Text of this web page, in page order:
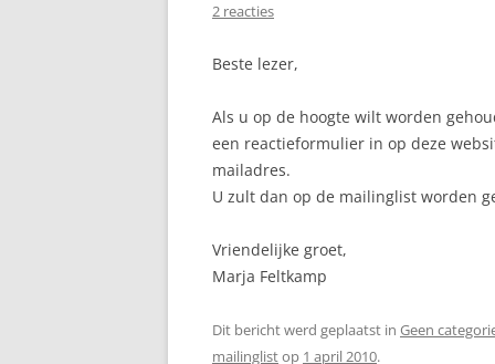
2 reacties
Beste lezer,
Als u op de hoogte wilt worden
een reactieformulier in op deze
mailadres.
U zult dan op de mailinglist worden
Vriendelijke groet,
Marja Feltkamp
Dit bericht werd geplaatst in Geen
mailinglistop 1 april 2010.